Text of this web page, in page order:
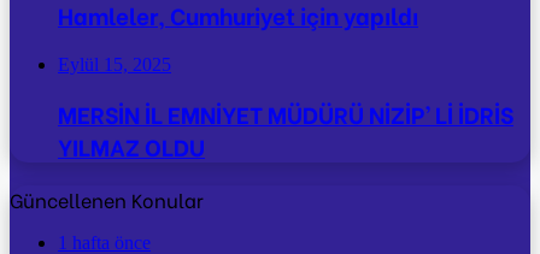
Hamleler, Cumhuriyet için yapıldı
Eylül 15, 2025
MERSİN İL EMNİYET MÜDÜRÜ NİZİP’ Lİ İDRİS
YILMAZ OLDU
Güncellenen Konular
1 hafta önce